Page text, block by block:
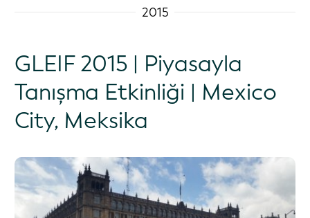
2015
GLEIF 2015 | Piyasayla
Tanışma Etkinliği | Mexico
City, Meksika